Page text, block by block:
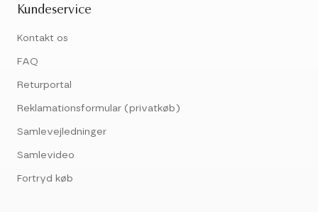
Kundeservice
Kontakt os
FAQ
Returportal
Reklamationsformular (privatkøb)
Samlevejledninger
Samlevideo
Fortryd køb